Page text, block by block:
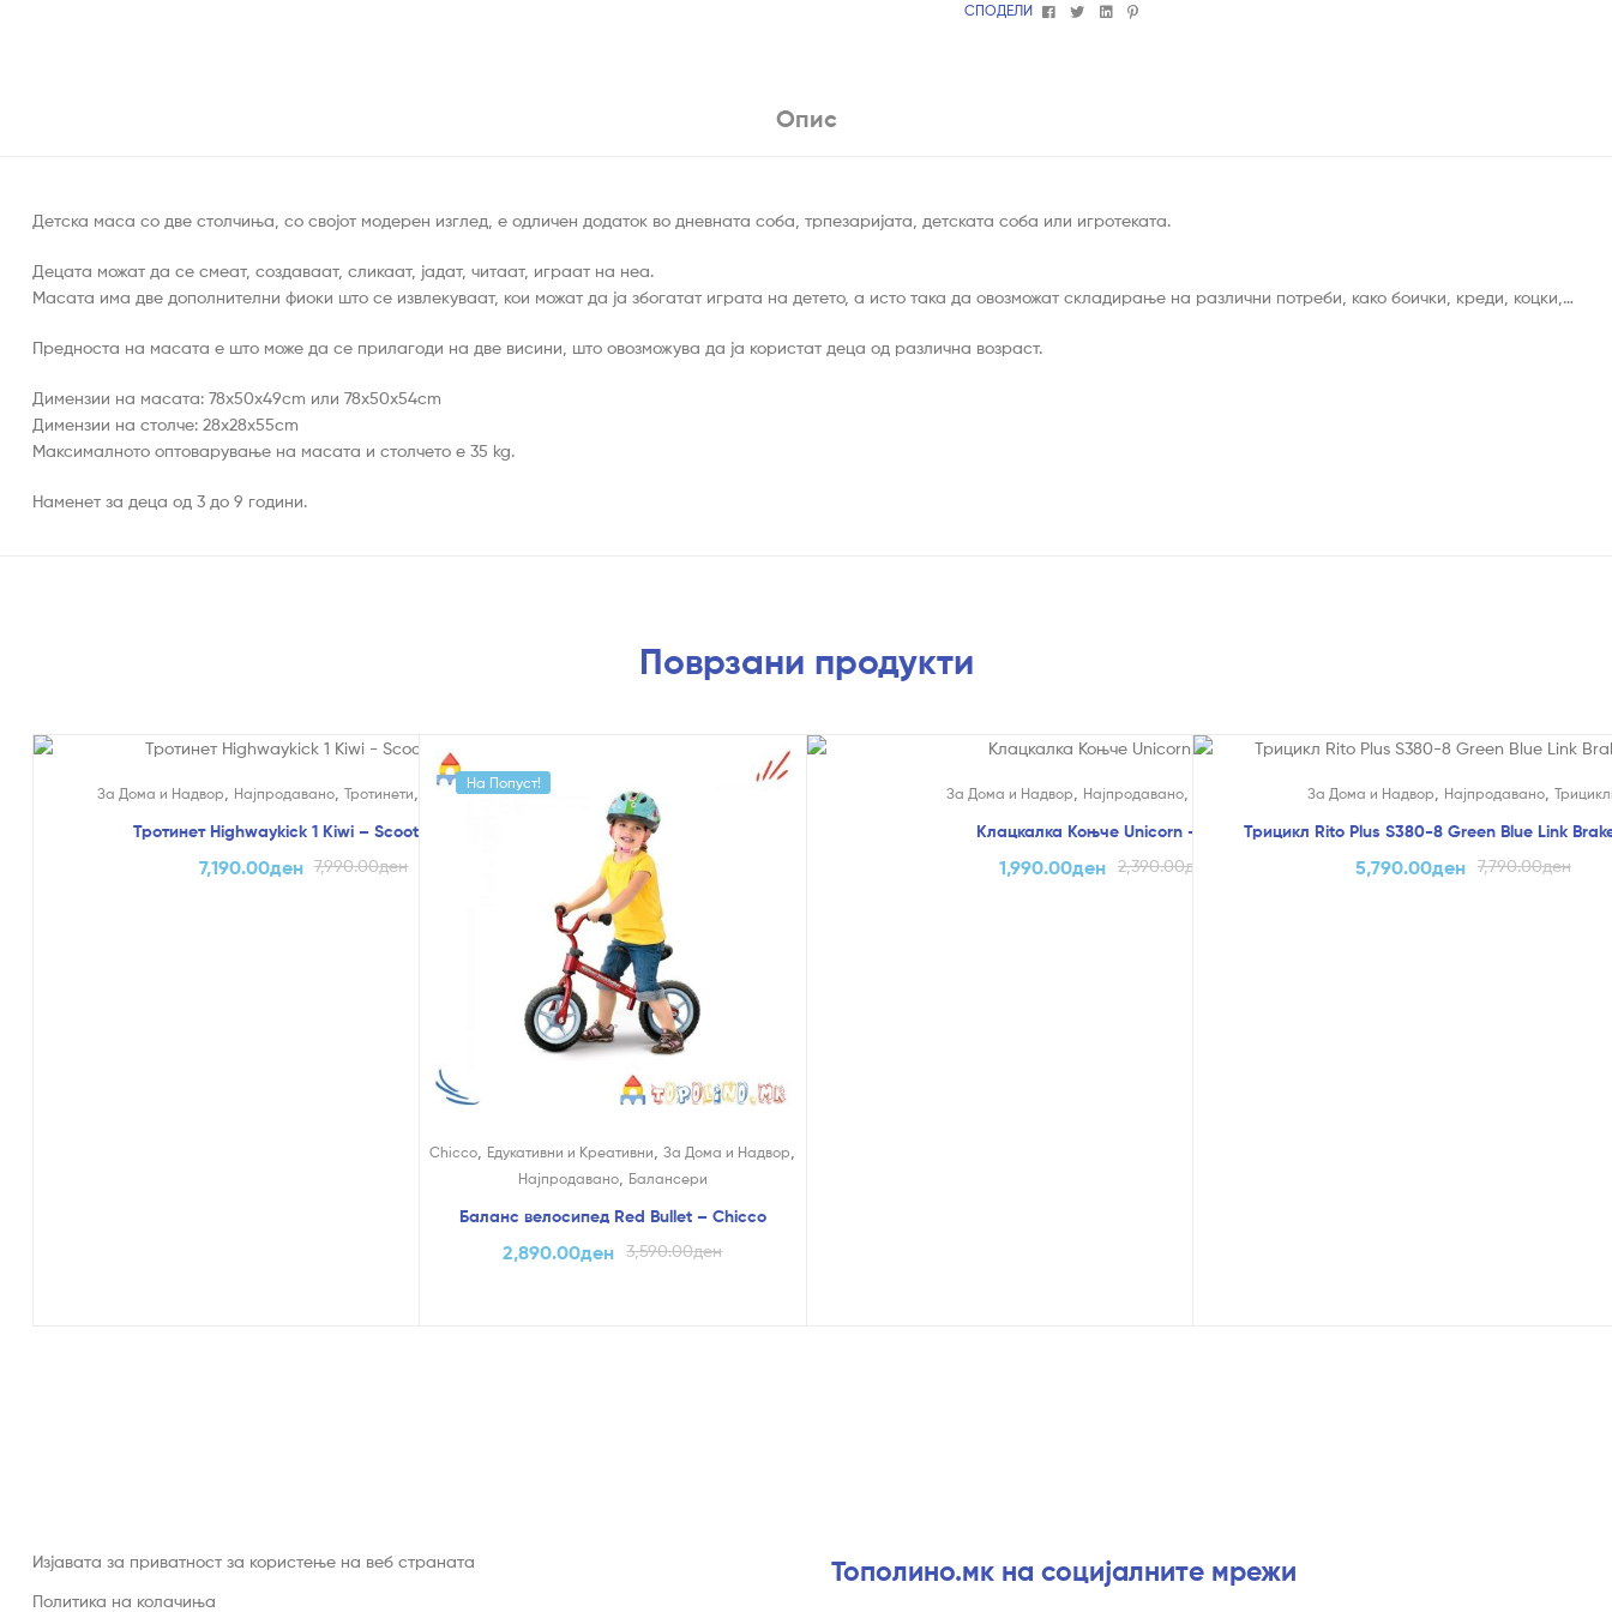
СПОДЕЛИ
FacebookTwitterLinkedin
Pinterest
Опис
Детска маса со две столчиња, со својот модерен изглед, е одличен додаток во дневната соба, трпезаријата, детската соба или игротеката.
Децата можат да се смеат, создаваат, сликаат, јадат, читаат, играат на неа.
Mасата има две дополнителни фиоки што се извлекуваат, кои можат да ја збогатат играта на детето, а исто така да овозможат складирање на различни потреби, како боички, креди, коцки,…
Предноста на масата е што може да се прилагоди на две висини, што овозможува да ја користат деца од различна возраст.
Димензии на масата: 78x50x49cm или 78x50x54cm
Димензии на столче: 28x28x55cm
Максималното оптоварување на масата и столчето е 35 kg.
Наменет за деца од 3 до 9 години.
Поврзани продукти
За Дома и Надвор Најпродавано Тротинети Scoot & Ride
Тротинет Highwaykick 1 Kiwi – Scoot & Ride
7,990.00ден
7,190.00ден
На Попуст!
Chicco Едукативни и Креативни ,За Дома и Надвор
Најпродавано, Балансери
Баланс велосипед Red Bullet – Chicco
3,590.00ден
2,890.00ден
За Дома и Надвор Најпродавано,
Клацкалка Коњче Unicorn – Dolu
2,390.00ден
1,990.00ден
За Дома и Надвор Најпродавано,
Трицикл Rito Plus S380-8 Green Blue Link
7,790.00ден
5,790.00ден
Изјавата за приватност за користење на веб страната
Политика на колачиња
Тополино.мк на социјалните мрежи